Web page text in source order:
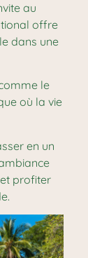
au
offre
dans une
le
où la vie
en un
profiter